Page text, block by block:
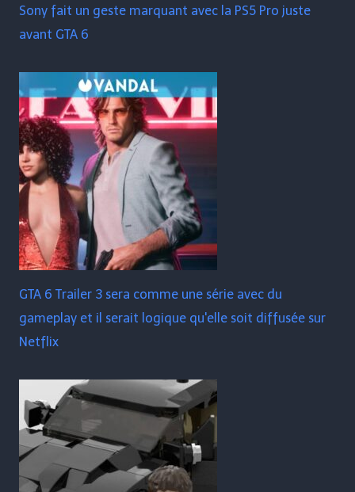
Sony fait un geste marquant avec la PS5 Pro juste
avant GTA 6
GTA 6 Trailer 3 sera comme une série avec du
gameplay et il serait logique qu'elle soit diffusée sur
Netflix